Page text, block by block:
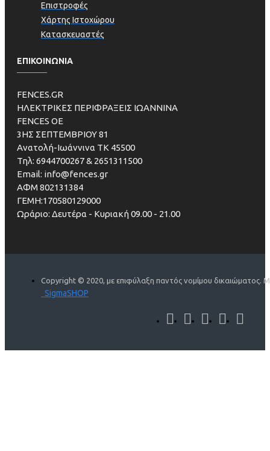
Επιστροφές
Χάρτης Ιστοχώρου
Κατασκευαστές
ΕΠΙΚΟΙΝΩΝΙΑ
FENCES.GR
ΗΛΕΚΤΡΙΚΕΣ ΠΕΡΙΦΡΑΞΕΙΣ ΙΩΑΝΝΙΝΑ
FENCES OE
3ΗΣ ΣΕΠΤΕΜΒΡΙΟΥ 81
Ανατολή-Ιωάννινα ΤΚ 45500
Τηλ: 6944700267 & 2651311500
Email: info@fences.gr
ΑΦΜ 802131384
ΓΕΜΗ:170580129000
Ωράριο: Δευτέρα - Κυριακή 09.00 - 21.00
Copyright © 2020, με επιφύλαξη παντός νομίμου δικαιώματος.
SigmaSHOP